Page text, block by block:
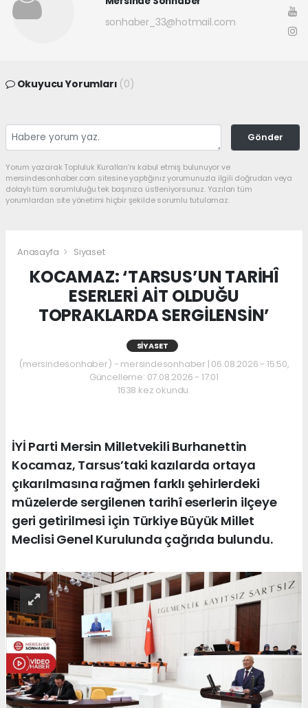
sonhaber_33@hotmail.com
Okuyucu Yorumları (0)
Gönder
Yorum yazarak Topluluk Kuralları’nı kabul etmiş bulunuyor ve
mersindesonhaber.com sitesine yaptığınız yorumunuzla ilgili doğrudan veya
dolaylı tüm sorumluluğu tek başınıza üstleniyorsunuz. Yazılan tüm
yorumlardan site yönetimi hiçbir şekilde sorumlu tutulamaz.
Anasayfa Siyaset
KOCAMAZ: ‘TARSUS’UN TARİHÎ
ESERLERİ AİT OLDUĞU
TOPRAKLARDA SERGİLENSİN’
SIYASET
(mersindesonhaber) - mersindesonhaber | 06.08.2026 - 15:50,
Güncelleme: 07.08.2026 - 17:01
1638 kez okundu.
İYİ Parti Mersin Milletvekili Burhanettin
Kocamaz, Tarsus’taki kazılarda ortaya
çıkarılmasına rağmen farklı şehirlerdeki
müzelerde sergilenen tarihî eserlerin ilçeye
geri getirilmesi için Türkiye Büyük Millet
Meclisi Genel Kurulunda çağrıda bulundu.